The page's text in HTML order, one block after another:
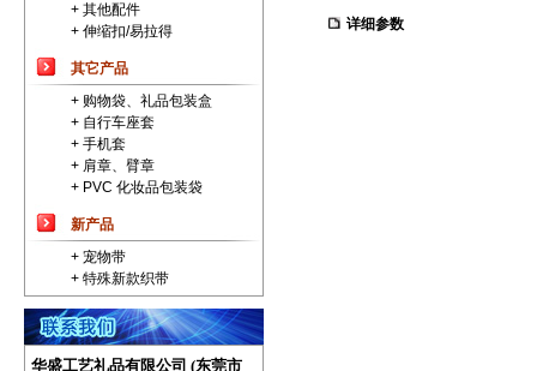
+ 其他配件
+ 伸缩扣/易拉得
其它产品
+ 购物袋、礼品包装盒
+ 自行车座套
+ 手机套
+ 肩章、臂章
+ PVC 化妆品包装袋
新产品
+ 宠物带
+ 特殊新款织带
华盛工艺礼品有限公司 (东莞市
详细参数